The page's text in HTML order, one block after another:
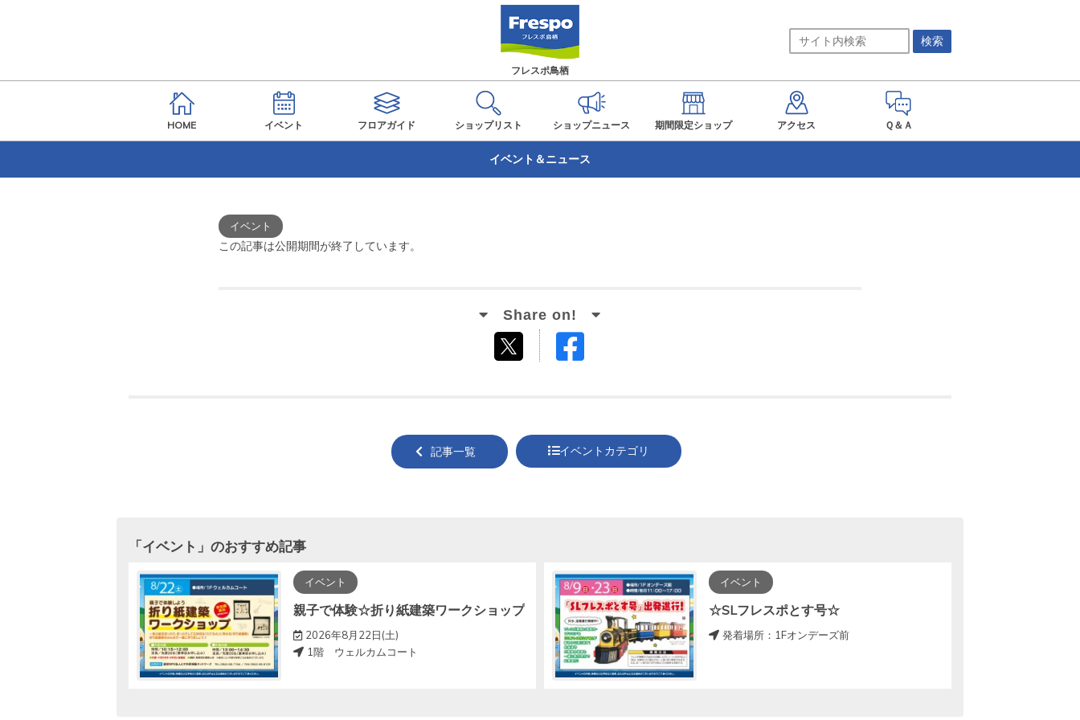
フレスポ鳥栖
HOME イベント フロアガイド ショップリスト ショップニュース 期間限定ショップ アクセス Ｑ＆Ａ
イベント＆ニュース
イベント
この記事は公開期間が終了しています。
記事一覧 イベントカテゴリ
「イベント 」のおすすめ記事
イベント
親子で体験☆折り紙建築ワークショップ
2026年8月22日(土)
1階 ウェルカムコート
イベント
☆SLフレスポとす号☆
発着場所：1Fオンデーズ前